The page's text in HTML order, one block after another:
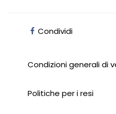
Condividi
Condizioni generali di
Politiche per i resi